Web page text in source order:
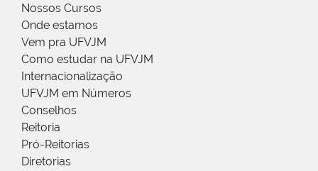
Nossos Cursos
Onde estamos
Vem pra UFVJM
Como estudar na UFVJM
Internacionalização
UFVJM em Números
Conselhos
Reitoria
Pró-Reitorias
Diretorias